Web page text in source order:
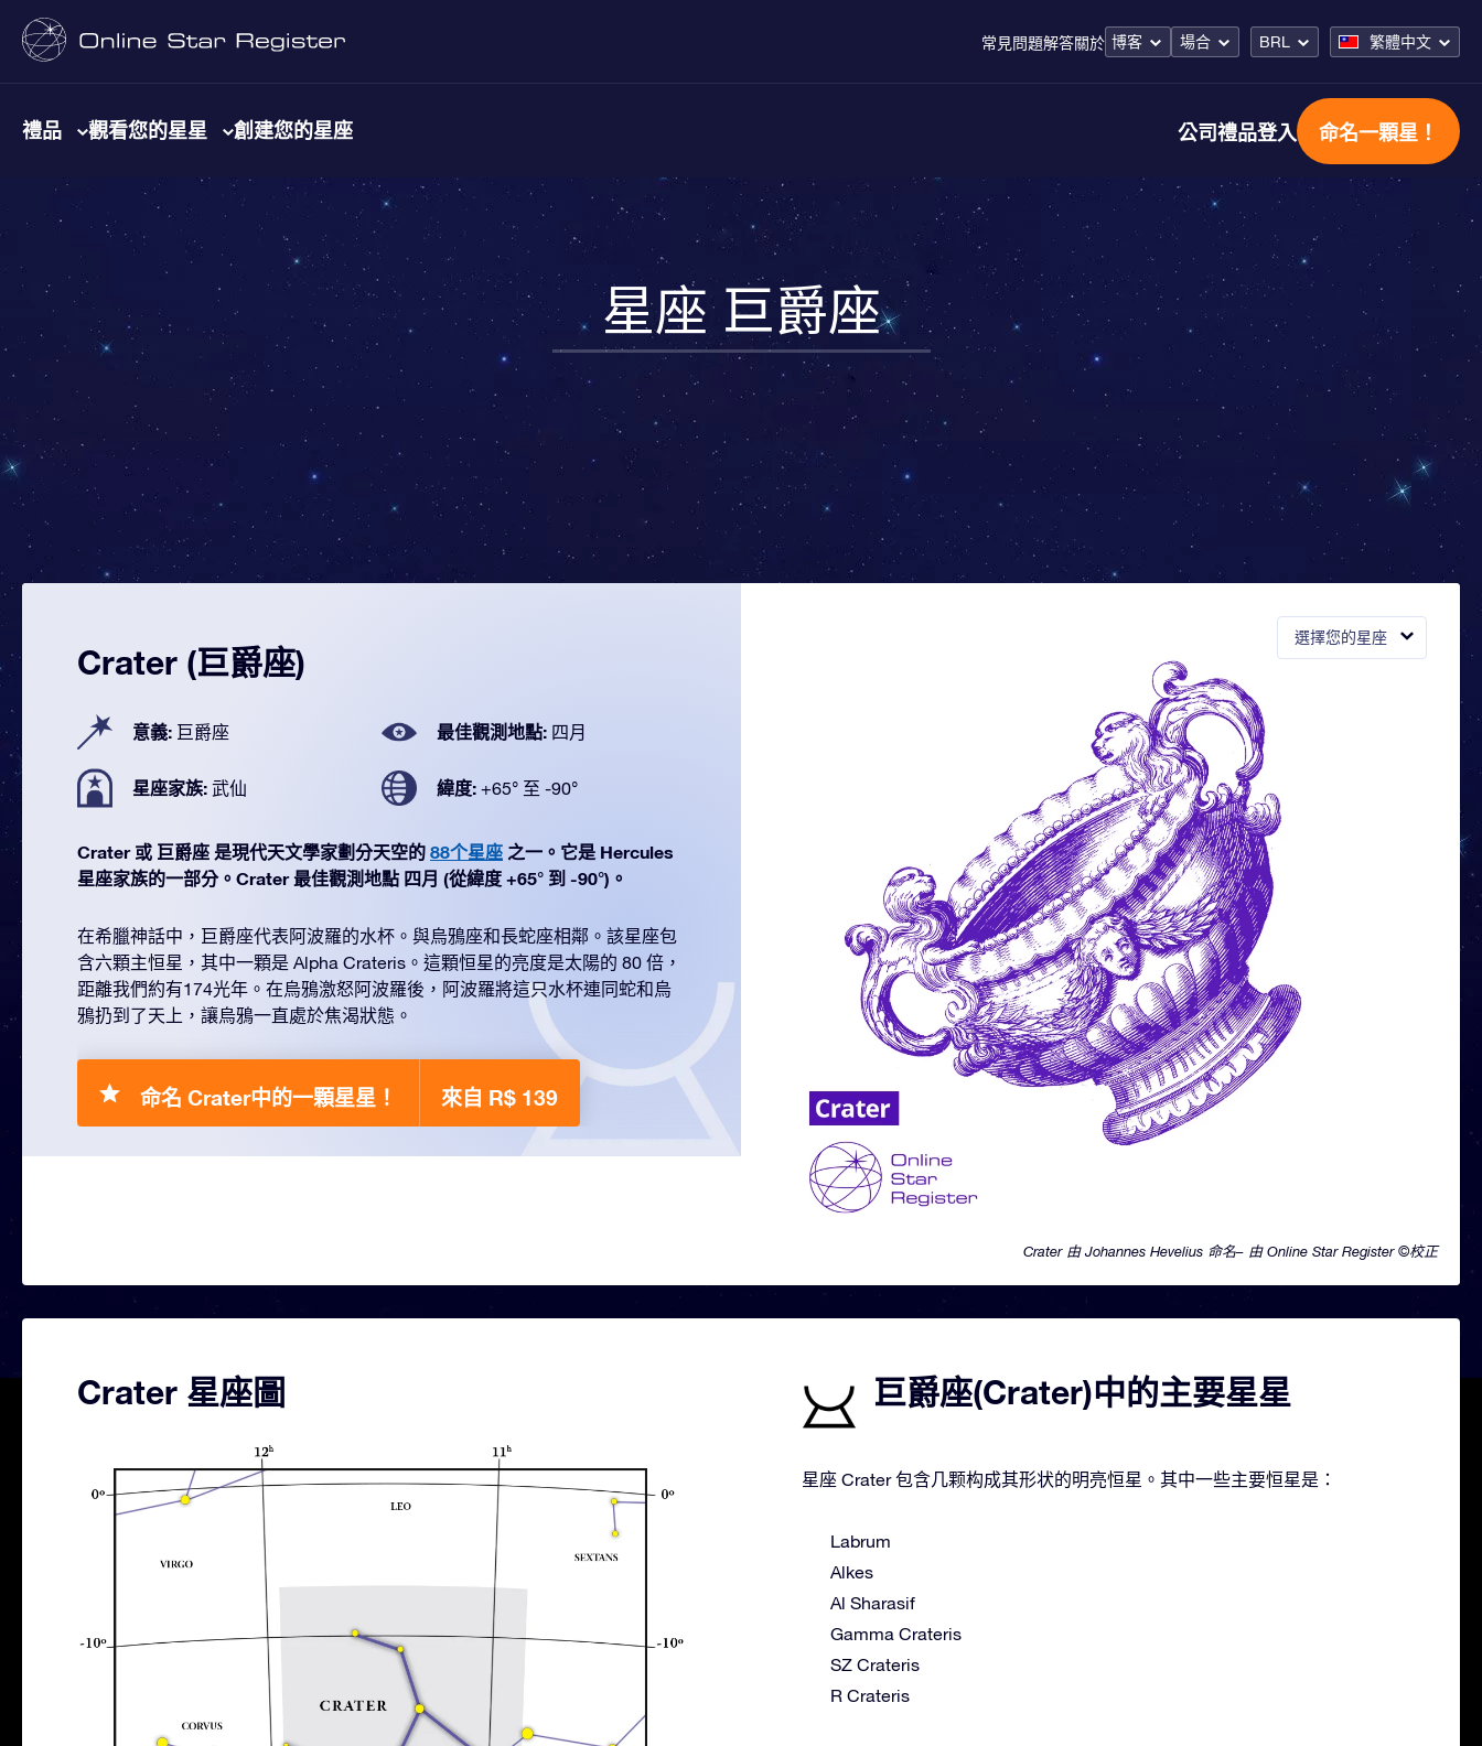
常見問題解答關於 博客 場合 BRL 繁體中文
禮品 觀看您的星星 創建您的星座 公司禮品登入 命名一顆星！
星座 巨爵座
選擇您的星座
Crater 由 Johannes Hevelius 命名– 由 Online Star Register ©校正
Crater (巨爵座)
意義: 巨爵座 最佳觀測地點: 四月
星座家族: 武仙 緯度: +65° 至 -90°
Crater 或 巨爵座 是現代天文學家劃分天空的 88个星座 之一。它是 Hercules
星座家族的一部分。Crater 最佳觀測地點 四月 (從緯度 +65° 到 -90°)。
在希臘神話中，巨爵座代表阿波羅的水杯。與烏鴉座和長蛇座相鄰。該星座包
含六顆主恒星，其中一顆是 Alpha Crateris。這顆恒星的亮度是太陽的 80 倍，
距離我們約有174光年。在烏鴉激怒阿波羅後，阿波羅將這只水杯連同蛇和烏
鴉扔到了天上，讓烏鴉一直處於焦渴狀態。
命名 Crater中的一顆星星！ 來自 R$ 139
Crater 星座圖 巨爵座(Crater)中的主要星星
星座 Crater 包含几颗构成其形状的明亮恒星。其中一些主要恒星是：
Labrum
Alkes
Al Sharasif
Gamma Crateris
SZ Crateris
R Crateris